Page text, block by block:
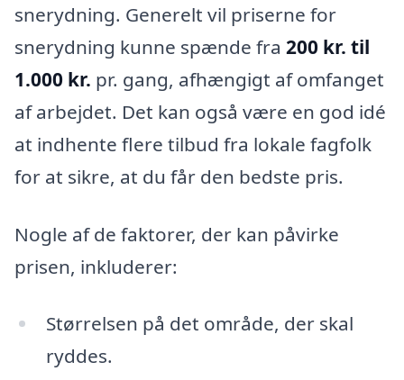
snerydning. Generelt vil priserne for
snerydning kunne spænde fra 200 kr. til
1.000 kr. pr. gang, afhængigt af omfanget
af arbejdet. Det kan også være en god idé
at indhente flere tilbud fra lokale fagfolk
for at sikre, at du får den bedste pris.
Nogle af de faktorer, der kan påvirke
prisen, inkluderer:
Størrelsen på det område, der skal
ryddes.